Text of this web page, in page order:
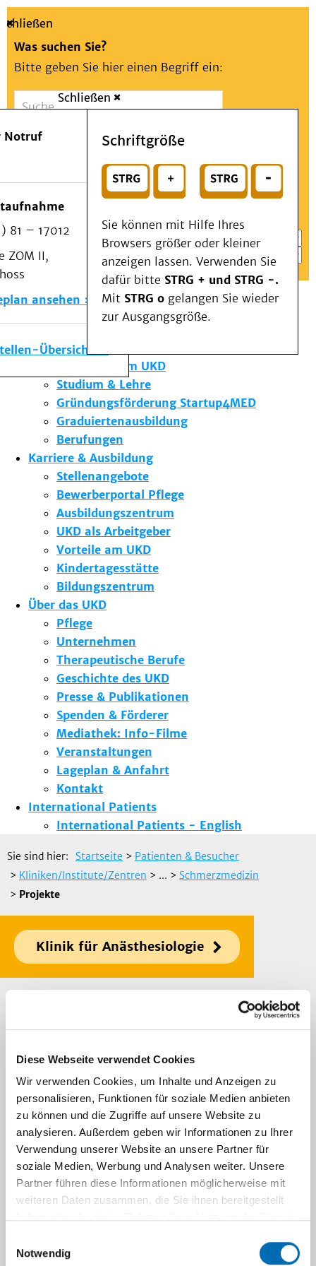
Diese Webseite verwendet Cookies
Wir verwenden Cookies, um Inhalte und Anzeigen zu
personalisieren, Funktionen für soziale Medien anbieten
zu können und die Zugriffe auf unsere Website zu
analysieren. Außerdem geben wir Informationen zu Ihrer
Verwendung unserer Website an unsere Partner für
soziale Medien, Werbung und Analysen weiter. Unsere
Partner führen diese Informationen möglicherweise mit
weiteren Daten zusammen, die Sie ihnen bereitgestellt
Notwendig
Suche
Schließen
Was suchen Sie?
Bitte geben Sie hier einen Begriff ein:
Suchen
oder
Wählen Sie ein Thema für Ihren Schnelleinstieg
Notfall
Schließen
Notruf
81 – 17012
ZOM II,
ansehen
Übersicht
Schriftgröße
Sie können mit Hilfe Ihres
Browsers größer oder kleiner
anzeigen lassen. Verwenden Sie
dafür bitte STRG + und STRG -.
Mit STRG o gelangen Sie wieder
zur Ausgangsgröße.
Menü
Patienten & Besucher
Kliniken/Institute/Zentren
Als Patient am UKD
Beratung und Unterstützung
Veranstaltungen
Kommunikation im Medizinwesen (KIM)
Notfall
Forschung & Lehre
Die Institute des UKD
Forschung am UKD
Studium & Lehre
Gründungsförderung Startup4MED
Graduiertenausbildung
Berufungen
Karriere & Ausbildung
Stellenangebote
Bewerberportal Pflege
Ausbildungszentrum
UKD als Arbeitgeber
Vorteile am UKD
Kindertagesstätte
Bildungszentrum
Über das UKD
Pflege
Unternehmen
Therapeutische Berufe
Geschichte des UKD
Presse & Publikationen
Spenden & Förderer
Mediathek: Info-Filme
Veranstaltungen
Lageplan & Anfahrt
Kontakt
International Patients
International Patients - English
Sie sind hier: Startseite > Patienten & Besucher
> Kliniken/Institute/Zentren > ... > Schmerzmedizin
> Projekte
Klinik für Anästhesiologie
Ärzte
Sekretariat
Pflege
Anästhesie
Intensivmedizin
Navigation
Projekte